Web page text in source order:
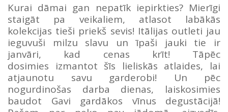
Kurai dāmai gan nepatīk iepirkties? Mierīgi
staigāt pa veikaliem, atlasot labākās
kolekcijas tieši priekš sevis! Itālijas outleti jau
ieguvuši milzu slavu un īpaši jauki tie ir
janvāri, kad cenas krīt! Tāpēc
dosimies izmantot šīs lieliskās atlaides, lai
atjaunotu savu garderobi! Un pēc
nogurdinošas darba dienas, laiskosimies
baudot Gavi gardākos vīnus degustācijā!